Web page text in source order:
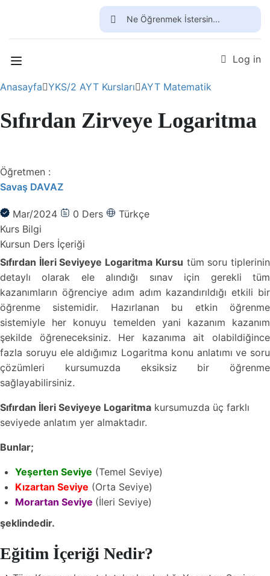
Log in
Anasayfa YKS/2 AYT Kursları AYT Matematik
Sıfırdan Zirveye Logaritma
Öğretmen :
Savaş DAVAZ
Mar/2024 0 Ders
Türkçe
Kurs Bilgi
Kursun Ders İçeriği
Sıfırdan İleri Seviyeye Logaritma Kursu tüm soru tiplerinin
detaylı olarak ele alındığı sınav için gerekli tüm
kazanımların öğrenciye adım adım kazandırıldığı etkili bir
öğrenme sistemidir. Hazırlanan bu etkin öğrenme
sistemiyle her konuyu temelden yani kazanım kazanım
şekilde öğreneceksiniz. Her kazanıma ait olabildiğince
fazla soruyu ele aldığımız Logaritma konu anlatımı ve soru
çözümleri kursumuzda eksiksiz bir öğrenme
sağlayabilirsiniz.
Sıfırdan İleri Seviyeye Logaritma kursumuzda üç farklı
seviyede anlatım yer almaktadır.
Bunlar;
Yeşerten Seviye (Temel Seviye)
Kızartan Seviye (Orta Seviye)
Morartan Seviye (İleri Seviye)
şeklindedir.
Eğitim İçeriği Nedir?